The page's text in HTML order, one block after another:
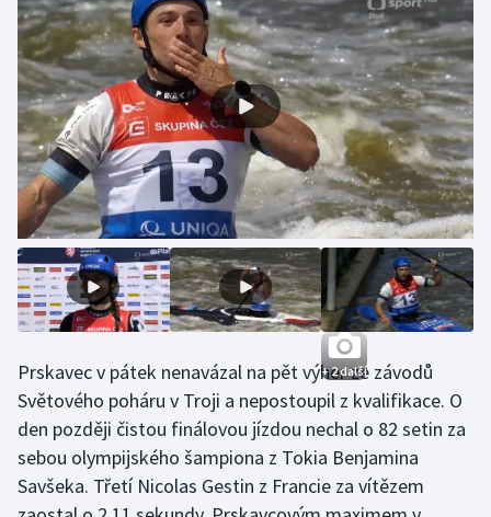
Judo
Krasobruslení
Lezení
Lyže a snowboard
Moderní pětiboj
Motorsport
Olympijské hry
Parasport
Plavání
Plážový volejbal
+ 2 další
Prskavec v pátek nenavázal na pět výher ze závodů
Světového poháru v Troji a nepostoupil z kvalifikace. O
den později čistou finálovou jízdou nechal o 82 setin za
sebou olympijského šampiona z Tokia Benjamina
Savšeka. Třetí Nicolas Gestin z Francie za vítězem